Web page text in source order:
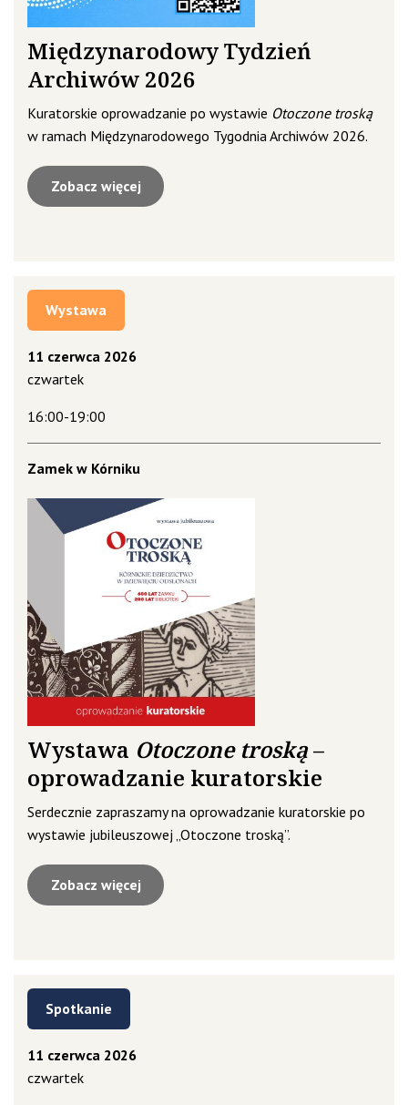
Międzynarodowy Tydzień
Archiwów 2026
Kuratorskie oprowadzanie po wystawie Otoczone troską
w ramach Międzynarodowego Tygodnia Archiwów 2026.
Zobacz więcej
Wystawa
11 czerwca 2026
czwartek
16:00-19:00
Zamek w Kórniku
Wystawa Otoczone troską–
oprowadzanie kuratorskie
Serdecznie zapraszamy na oprowadzanie kuratorskie po
wystawie jubileuszowej „Otoczone troską”.
Zobacz więcej
Spotkanie
11 czerwca 2026
czwartek